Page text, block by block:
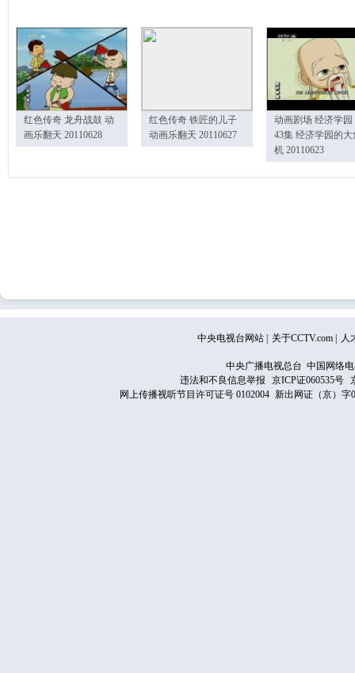
红色传奇 龙舟战鼓 动
画乐翻天 20110628
红色传奇 铁匠的儿子
动画乐翻天 20110627
动画剧场 经济学园
43集 经济学园的大
机 20110623
中央电视台网站 关于CCTV.com 人
中央广播电视总台 中国网络
违法和不良信息举报
京ICP证060535号
网上传播视听节目许可证号 0102004 新出网证（京）